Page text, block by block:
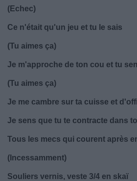
(Echec)
Ce n'était qu'un jeu et tu le sais
(Tu aimes ça)
Je m'approche de ton cou et tu
(Tu aimes ça)
Je me cambre sur ta cuisse et
Je sens que tu te contracte dans
Tous les mecs qui courent après
(Incessamment)
Souliers vernis, veste 3/4 en skaï